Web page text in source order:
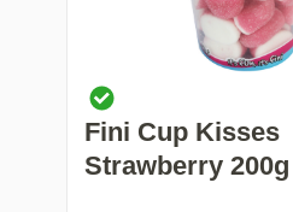
Fini Cup Kisses
Strawberry 200g